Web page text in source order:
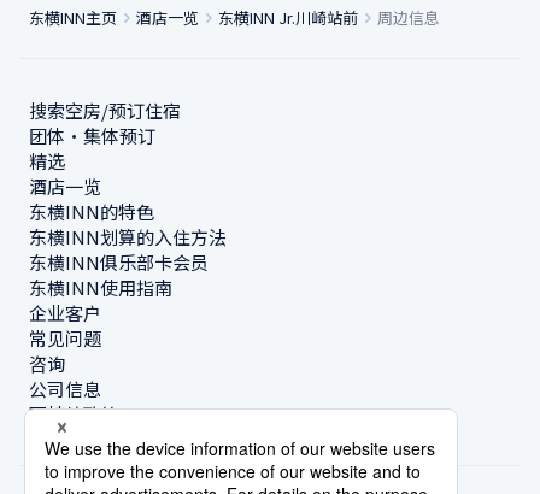
东横INN主页 酒店一览 东横INN Jr.川崎站前 周边信息
搜索空房/预订住宿
团体・集体预订
精选
酒店一览
东横INN的特色
东横INN划算的入住方法
东横INN俱乐部卡会员
东横INN使用指南
企业客户
常见问题
咨询
公司信息
可持续政策